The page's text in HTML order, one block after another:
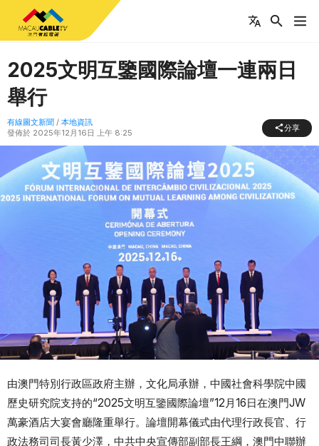
2025文明互鑒國際論壇一連兩日
舉行
有線圖文新聞 / 本地資訊
發佈於 2025年12月16日 上午 8:25
分享
由澳門特別行政區政府主辦，文化局承辦，中國社會科學院中國
歷史研究院支持的“2025文明互鑒國際論壇”12月16日在澳門JW
萬豪酒店大宴會廳隆重舉行。論壇開幕儀式由代理行政長官、行
政法務司司長黃少澤，中共中央宣傳部副部長王綱，澳門中聯辦